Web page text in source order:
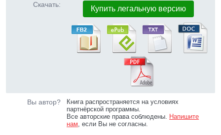
Скачать: Купить легальную версию
Вы автор?
Книга распространяется на условиях
партнёрской программы.
Все авторские права соблюдены. Напишите
нам, если Вы не согласны.